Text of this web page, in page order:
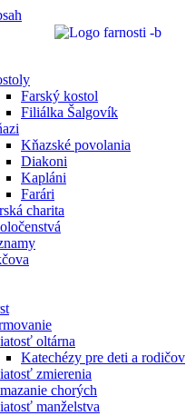
Farský kostol
Filiálka Šalgovík
Kňazské povolania
Diakoni
Kapláni
Farári
charita
oltárna
Katechézy pre deti a rodičov
zmierenia
chorých
manželstva